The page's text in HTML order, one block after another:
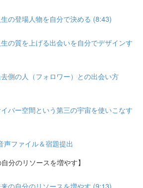
の登場人物を自分で決める (8:43)
の質を上げる出会いを自分でデザインす
側の人（フォロワー）との出会い方
バー空間という第三の宇宙を使いこなす
ファイル＆宿題提出
分のリソースを増やす】
の自分のリソースを増やす (9:13)